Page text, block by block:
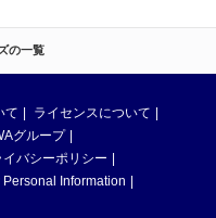
の一覧
て
ライセンスについて
グループ
イバシーポリシー
Information